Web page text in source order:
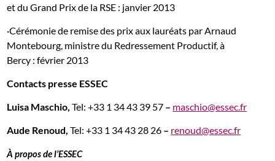
et du Grand Prix de la RSE : janvier 2013
·Cérémonie de remise des prix aux lauréats par Arnaud
Montebourg, ministre du Redressement Productif, à
Bercy : février 2013
Contacts presse ESSEC
Luisa Maschio, Tel: +33 1 34 43 39 57 – maschio@essec.fr
Aude Renoud, Tel: +33 1 34 43 28 26 – renoud@essec.fr
À propos de l’ESSEC